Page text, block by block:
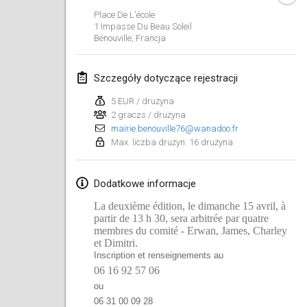
Place De L'école
1 Impasse Du Beau Soleil
Bénouville, Francja
Szczegóły dotyczące rejestracji
5 EUR / drużyna
2 graczs / drużyna
mairie.benouville76@wanadoo.fr
Max. liczba drużyn: 16 drużyna
Dodatkowe informacje
La deuxième édition, le dimanche 15 avril, à
partir de 13 h 30, sera arbitrée par quatre
membres du comité - Erwan, James, Charley
et Dimitri.
Inscription et renseignements au
06 16 92 57 06
ou
06 31 00 09 28
Lumi Mölkky
3 lut 2018|Finlandia
10 lut 2018 | Francja
Faschings-Mölkky
11 lut 2018|Niemcy
24 lut 2018|Czechy
SM HalliMölkky - Finnish Championship
24 lut 2018|Finlandia
Tournoi de l'ASSER